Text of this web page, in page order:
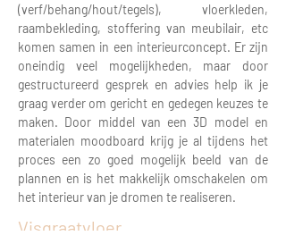
(verf/behang/hout/tegels), vloerkleden,
raambekleding, stoffering van meubilair, etc
komen samen in een interieurconcept. Er zijn
oneindig veel mogelijkheden, maar door
gestructureerd gesprek en advies help ik je
graag verder om gericht en gedegen keuzes te
maken. Door middel van een 3D model en
materialen moodboard krijg je al tijdens het
proces een zo goed mogelijk beeld van de
plannen en is het makkelijk omschakelen om
het interieur van je dromen te realiseren.
Visgraatvloer